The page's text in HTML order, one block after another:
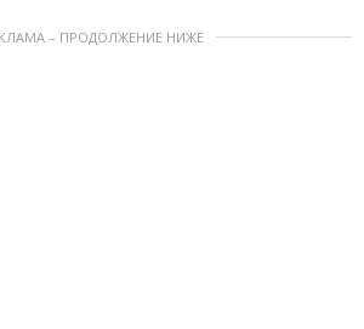
– ПРОДОЛЖЕНИЕ НИЖЕ